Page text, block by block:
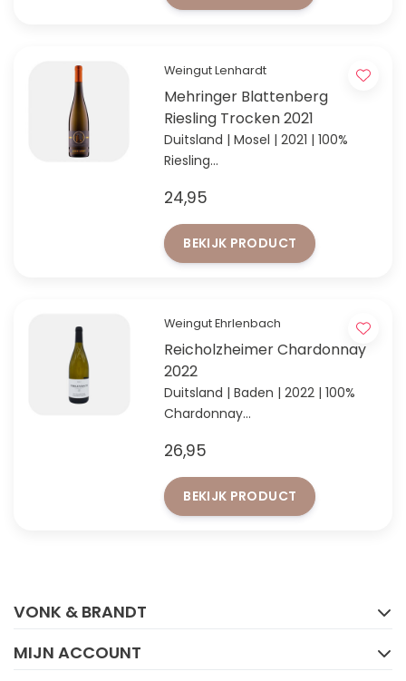
Weingut Lenhardt
Mehringer Blattenberg
Riesling Trocken 2021
Duitsland | Mosel | 2021 | 100%
Riesling
24,95
BEKIJK PRODUCT
Weingut Ehrlenbach
Reicholzheimer Chardonnay
2022
Duitsland | Baden | 2022 | 100%
Chardonnay
volgens VINUM 2024
26,95
BEKIJK PRODUCT
VONK & BRANDT
MIJN ACCOUNT